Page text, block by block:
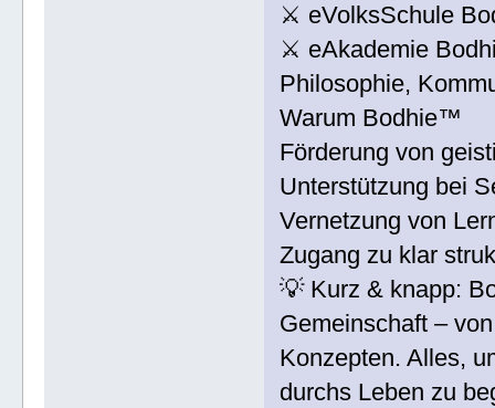
⚔ eVolksSchule
⚔ eAkademie
Philosophie,
Warum Bodhie™
Förderung von
Unterstützung bei
Vernetzung von
Zugang zu klar
💡 Kurz & knapp:
Gemeinschaft –
Konzepten. Alles,
durchs Leben zu